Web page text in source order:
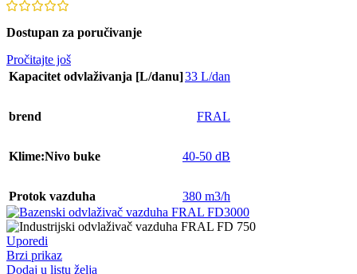
Dostupan za poručivanje
Pročitajte još
Kapacitet odvlaživanja [L/danu]33 L/dan
brend FRAL
Klime:Nivo buke 40-50 dB
Protok vazduha 380 m3/h
Uporedi
Brzi prikaz
Dodaj u listu želja